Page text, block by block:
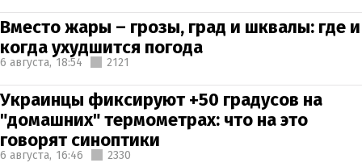
Вместо жары – грозы, град и шквалы: где и
когда ухудшится погода
6 августа, 18:54 2121
Украинцы фиксируют +50 градусов на
"домашних" термометрах: что на это
говорят синоптики
6 августа, 16:46 2330